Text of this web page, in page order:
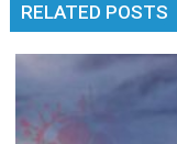
RELATED POSTS